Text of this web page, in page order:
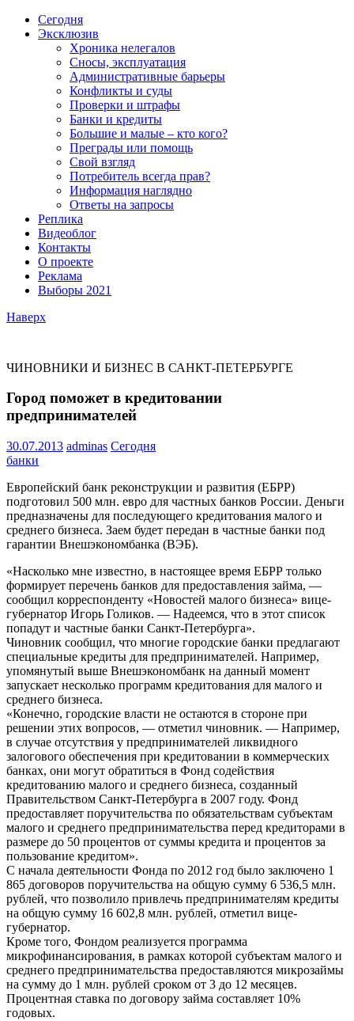
Сегодня
Эксклюзив
Хроника нелегалов
Сносы, эксплуатация
Административные барьеры
Конфликты и суды
Проверки и штрафы
Банки и кредиты
Большие и малые – кто кого?
Преграды или помощь
Свой взгляд
Потребитель всегда прав?
Информация наглядно
Ответы на запросы
Реплика
Видеоблог
Контакты
О проекте
Реклама
Выборы 2021
Наверх
ЧИНОВНИКИ И БИЗНЕС В САНКТ-ПЕТЕРБУРГЕ
Город поможет в кредитовании
предпринимателей
30.07.2013 adminas Сегодня
банки
Европейский банк реконструкции и развития (ЕБРР)
подготовил 500 млн. евро для частных банков России. Деньги
предназначены для последующего кредитования малого и
среднего бизнеса. Заем будет передан в частные банки под
гарантии Внешэкономбанка (ВЭБ).
«Насколько мне известно, в настоящее время ЕБРР только
формирует перечень банков для предоставления займа, —
сообщил корреспонденту «Новостей малого бизнеса» вице-
губернатор Игорь Голиков. — Надеемся, что в этот список
попадут и частные банки Санкт-Петербурга».
Чиновник сообщил, что многие городские банки предлагают
специальные кредиты для предпринимателей. Например,
упомянутый выше Внешэкономбанк на данный момент
запускает несколько программ кредитования для малого и
среднего бизнеса.
«Конечно, городские власти не остаются в стороне при
решении этих вопросов, — отметил чиновник. — Например,
в случае отсутствия у предпринимателей ликвидного
залогового обеспечения при кредитовании в коммерческих
банках, они могут обратиться в Фонд содействия
кредитованию малого и среднего бизнеса, созданный
Правительством Санкт-Петербурга в 2007 году. Фонд
предоставляет поручительства по обязательствам субъектам
малого и среднего предпринимательства перед кредиторами в
размере до 50 процентов от суммы кредита и процентов за
пользование кредитом».
С начала деятельности Фонда по 2012 год было заключено 1
865 договоров поручительства на общую сумму 6 536,5 млн.
рублей, что позволило привлечь предпринимателям кредиты
на общую сумму 16 602,8 млн. рублей, отметил вице-
губернатор.
Кроме того, Фондом реализуется программа
микрофинансирования, в рамках которой субъектам малого и
среднего предпринимательства предоставляются микрозаймы
на сумму до 1 млн. рублей сроком от 3 до 12 месяцев.
Процентная ставка по договору займа составляет 10%
годовых.